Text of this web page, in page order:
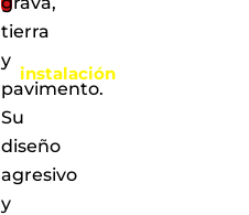
Al
realizar
instalación
en
cualquiera
nuestros
puntos
tierra
y
pavimento.
Su
diseño
agresivo
y